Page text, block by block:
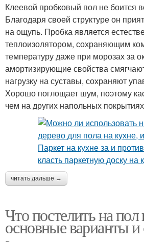
Клеевой пробковый пол не боится
Благодаря своей структуре он
на ощупь. Пробка является
теплоизолятором, сохраняющим
температуру даже при морозах за
амортизирующие свойства
нагрузку на суставы, сохраняют
Хорошо поглощает шум, поэтому
чем на других напольных
читать дальше →
Что постелить на пол
основные варианты и